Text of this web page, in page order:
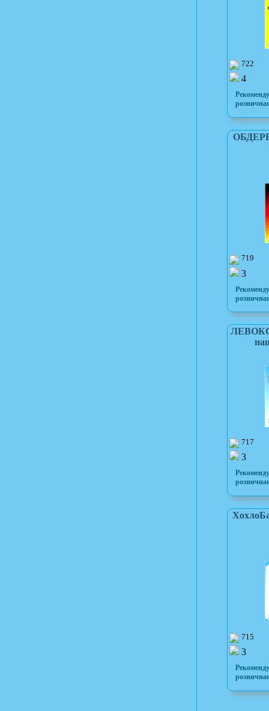
722
4
719
3
717
3
715
3